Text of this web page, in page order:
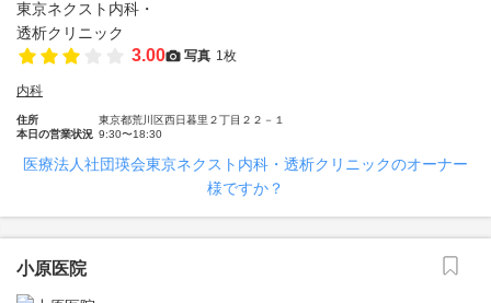
3.00 写真 1枚
内科
住所
東京都荒川区西日暮里２丁目２２－１
本日の営業状況 9:30〜18:30
医療法人社団瑛会東京ネクスト内科・透析クリニックのオーナー
様ですか？
小原医院